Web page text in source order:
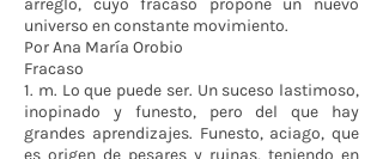
arreglo, cuyo fracaso propone un nuevo
universo en constante movimiento.
Por Ana María Orobio
Fracaso
1. m. Lo que puede ser. Un suceso lastimoso,
inopinado y funesto, pero del que hay
grandes aprendizajes. Funesto, aciago, que
es origen de pesares y ruinas, teniendo en